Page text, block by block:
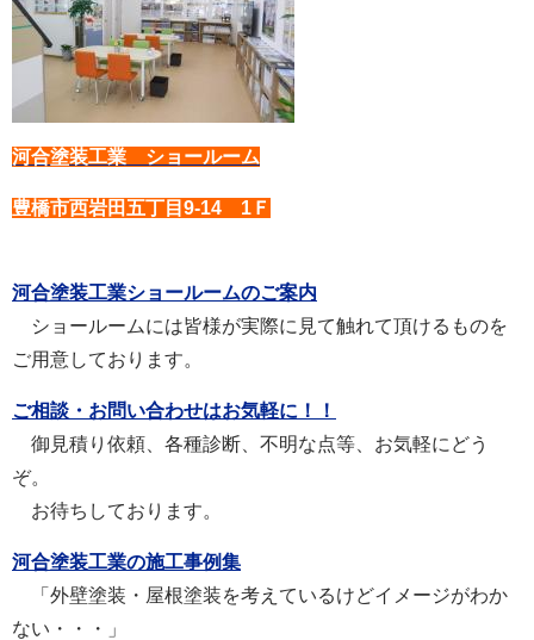
河合塗装工業 ショールーム
豊橋市西岩田五丁目9-14 1Ｆ
河合塗装工業ショールームのご案内
ショールームには皆様が実際に見て触れて頂けるものを
ご用意しております。
ご相談・お問い合わせはお気軽に！！
御見積り依頼、各種診断、不明な点等、お気軽にどう
ぞ。
お待ちしております。
河合塗装工業の施工事例集
「外壁塗装・屋根塗装を考えているけどイメージがわか
ない・・・」